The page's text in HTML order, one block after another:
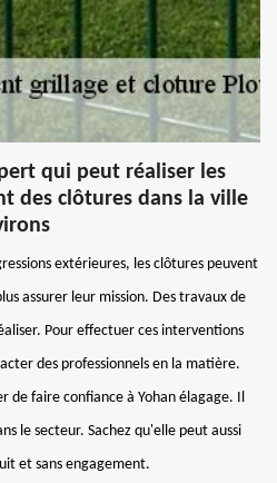
qui peut réaliser les
des clôtures dans la ville
extérieures, les clôtures peuvent
assurer leur mission. Des travaux de
Pour effectuer ces interventions
des professionnels en la matière.
de faire confiance à Yohan élagage. Il
le secteur. Sachez qu'elle peut aussi
et sans engagement.